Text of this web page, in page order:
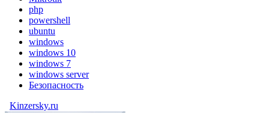
php
powershell
ubuntu
windows
windows 10
windows 7
windows server
Безопасность
Kinzersky.ru